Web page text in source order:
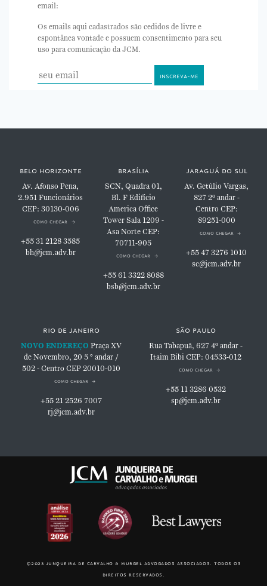
email:
Os emails aqui cadastrados são cedidos de livre e
espontânea vontade e possuem consentimento para seu
uso para comunicação da JCM.
belo horizonte
Av. Afonso Pena,
2.951Funcionários
CEP: 30130-006
como chegar
+55 31 2128 3585
bh@jcm.adv.br
brasília
SCN, Quadra 01,
Bl. FEdifício
America Office
TowerSala 1209 -
Asa NorteCEP:
70711-905
como chegar
+55 61 3322 8088
bsb@jcm.adv.br
jaraguá do sul
Av. Getúlio Vargas,
8272º andar -
Centro CEP:
89251-000
como chegar
+55 47 3276 1010
sc@jcm.adv.br
rio de janeiro
NOVO ENDEREÇO Praça XV
de Novembro, 20 5 ° andar /
502 - Centro CEP 20010-010
como chegar
+55 21 2526 7007
rj@jcm.adv.br
são paulo
Rua Tabapuã, 6274º andar -
Itaim BibiCEP: 04533-012
como chegar
+55 11 3286 0532
sp@jcm.adv.br
©2023 junqueira de carvalho & murgel advogados associados. todos os
direitos reservados.